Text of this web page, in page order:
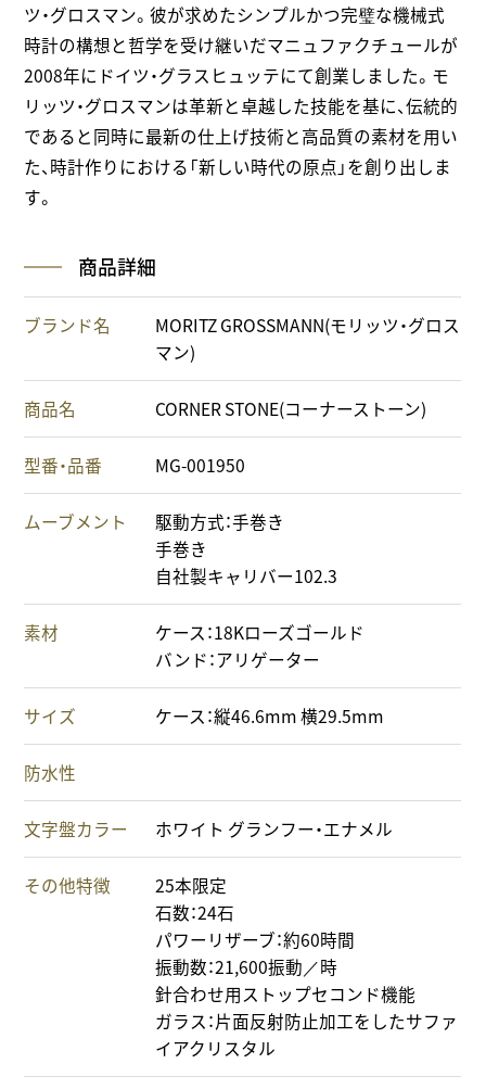
ツ・グロスマン。彼が求めたシンプルかつ完璧な機械式
時計の構想と哲学を受け継いだマニュファクチュールが
2008年にドイツ・グラスヒュッテにて創業しました。モ
リッツ・グロスマンは革新と卓越した技能を基に、伝統的
であると同時に最新の仕上げ技術と高品質の素材を用い
た、時計作りにおける「新しい時代の原点」を創り出しま
す。
商品詳細
ブランド名
MORITZ GROSSMANN(モリッツ・グロス
マン)
商品名 CORNER STONE(コーナーストーン)
型番・品番 MG-001950
ムーブメント
駆動方式：手巻き
手巻き
自社製キャリバー102.3
素材
ケース：18Kローズゴールド
バンド：アリゲーター
サイズ ケース：縦46.6mm 横29.5mm
防水性
文字盤カラー ホワイト グランフー・エナメル
その他特徴
25本限定
石数：24石
パワーリザーブ：約60時間
振動数：21,600振動／時
針合わせ用ストップセコンド機能
ガラス：片面反射防止加工をしたサファ
イアクリスタル